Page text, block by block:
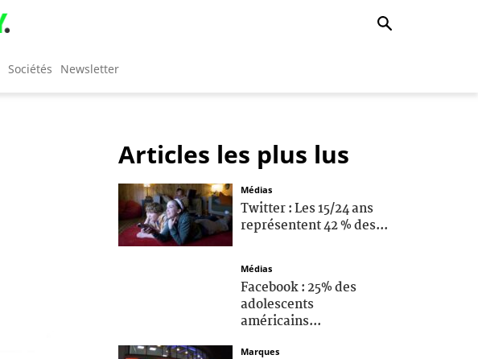
Sociétés Newsletter
Articles les plus lus
Médias
Twitter : Les 15/24 ans
représentent 42 % des...
Médias
Facebook : 25% des
adolescents
américains...
Marques